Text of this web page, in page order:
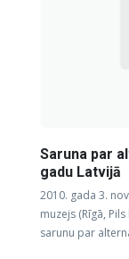
Saruna par
gadu Latvijā
2010. gada 3.
muzejs (Rīgā,
sarunu par